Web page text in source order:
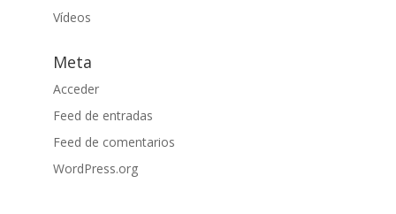
Vídeos
Meta
Acceder
Feed de entradas
Feed de comentarios
WordPress.org